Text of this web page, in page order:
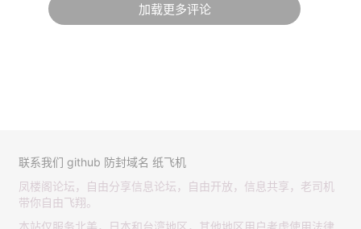
加载更多评论
联系我们 github 防封域名 纸飞机
凤楼阁论坛，自由分享信息论坛，自由开放，信息共享，老司机
带你自由飞翔。
本站仅服务北美，日本和台湾地区，其他地区用户考虑使用法律